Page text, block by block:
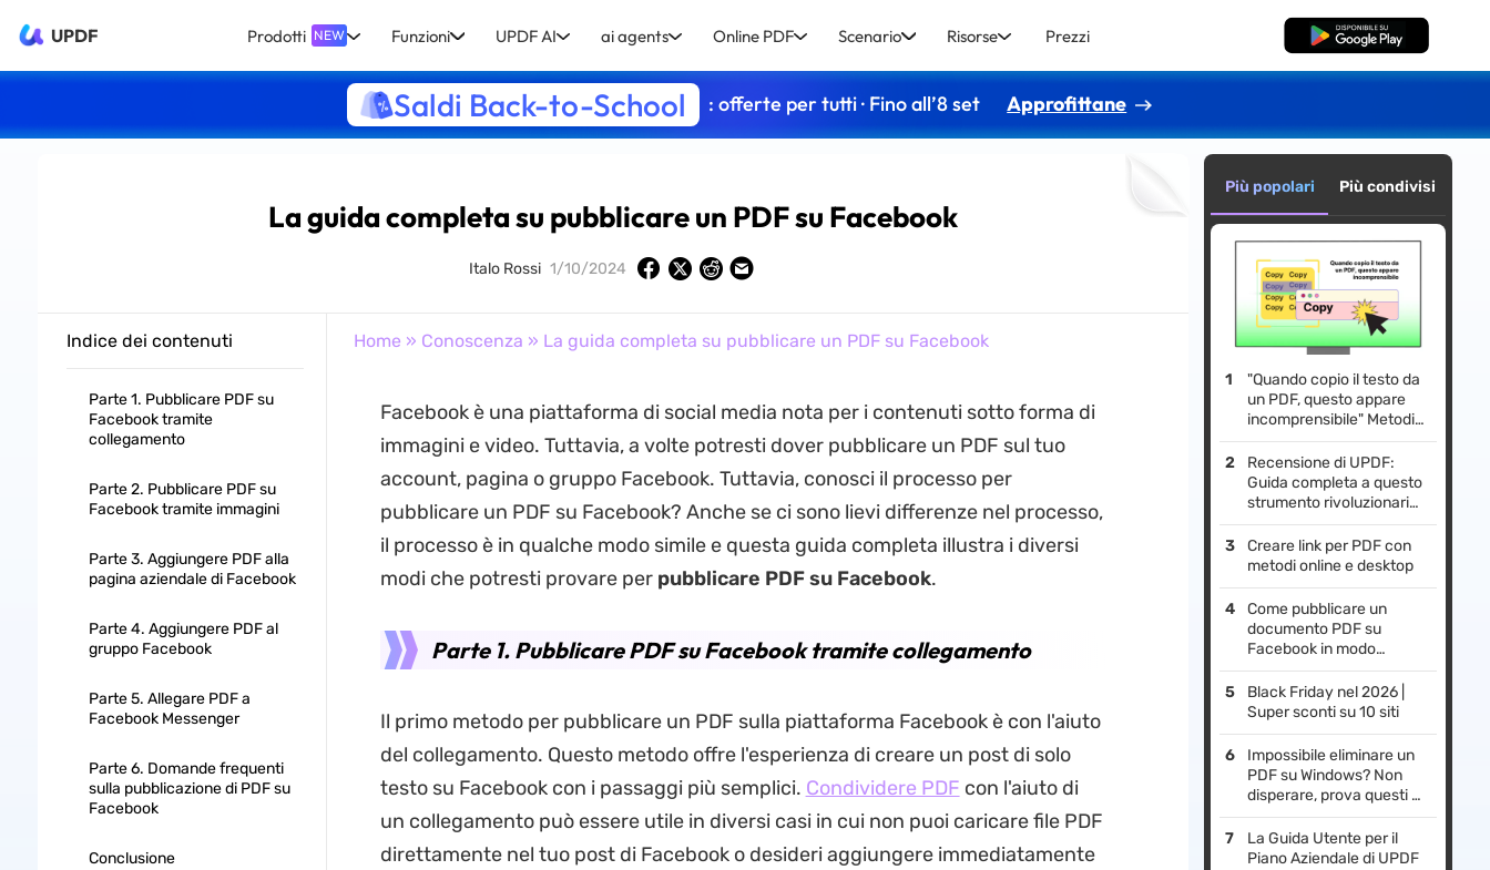
UPDF Prodotti NEW Funzioni UPDF AI ai agents Online PDF Scenario Risorse Prezzi Download Gratis
Saldi Back-to-School : offerte per tutti · Fino all’8 set Approfittane
La guida completa su pubblicare un PDF su Facebook
Italo Rossi 1/10/2024
Indice dei contenuti
Parte 1. Pubblicare PDF su
Facebook tramite
collegamento
Parte 2. Pubblicare PDF su
Facebook tramite immagini
Parte 3. Aggiungere PDF alla
pagina aziendale di Facebook
Parte 4. Aggiungere PDF al
gruppo Facebook
Parte 5. Allegare PDF a
Facebook Messenger
Parte 6. Domande frequenti
sulla pubblicazione di PDF su
Facebook
Conclusione
Home » Conoscenza » La guida completa su pubblicare un PDF su Facebook
Facebook è una piattaforma di social media nota per i contenuti sotto forma di
immagini e video. Tuttavia, a volte potresti dover pubblicare un PDF sul tuo
account, pagina o gruppo Facebook. Tuttavia, conosci il processo per
pubblicare un PDF su Facebook? Anche se ci sono lievi differenze nel processo,
il processo è in qualche modo simile e questa guida completa illustra i diversi
modi che potresti provare per pubblicare PDF su Facebook.
Parte 1. Pubblicare PDF su Facebook tramite collegamento
Il primo metodo per pubblicare un PDF sulla piattaforma Facebook è con l'aiuto
del collegamento. Questo metodo offre l'esperienza di creare un post di solo
testo su Facebook con i passaggi più semplici. Condividere PDF con l'aiuto di
un collegamento può essere utile in diversi casi in cui non puoi caricare file PDF
direttamente nel tuo post di Facebook o desideri aggiungere immediatamente
Più popolari Più condivisi
"Quando copio il testo da
un PDF, questo appare
incomprensibile" Metodi
100% Efficaci
Recensione di UPDF:
Guida completa a questo
strumento rivoluzionario
per il PDF.
Creare link per PDF con
metodi online e desktop
Come pubblicare un
documento PDF su
Facebook in modo
semplice
Black Friday nel 2026 |
Super sconti su 10 siti
Impossibile eliminare un
PDF su Windows? Non
disperare, prova questi 6
trucchi
La Guida Utente per il
Piano Aziendale di UPDF